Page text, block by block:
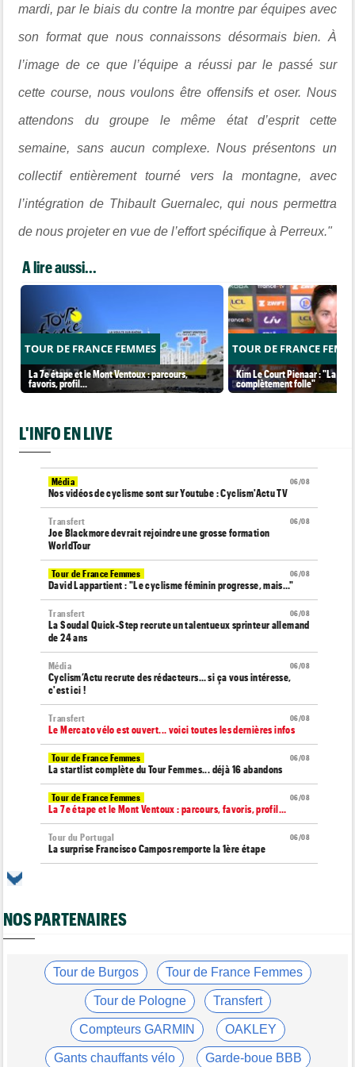
mardi, par le biais du contre la montre par équipes avec
son format que nous connaissons désormais bien. À
l’image de ce que l’équipe a réussi par le passé sur
cette course, nous voulons être offensifs et oser. Nous
attendons du groupe le même état d’esprit cette
semaine, sans aucun complexe. Nous présentons un
collectif entièrement tourné vers la montagne, avec
l’intégration de Thibault Guernalec, qui nous permettra
de nous projeter en vue de l’effort spécifique à Perreux."
A lire aussi...
TOUR DE FRANCE FEMMES
La 7e étape et le Mont Ventoux : parcours,
favoris, profil…
TOUR DE FRANCE
Kim Le Court Pienaar : "La
complètement folle"
L'INFO EN LIVE
06/08
Média
Nos vidéos de cyclisme sont sur Youtube : Cyclism'Actu TV
06/08
Transfert
Joe Blackmore devrait rejoindre une grosse formation
WorldTour
06/08
Tour de France Femmes
David Lappartient : "Le cyclisme féminin progresse, mais…"
06/08
Transfert
La Soudal Quick-Step recrute un talentueux sprinteur allemand
de 24 ans
06/08
Média
Cyclism’Actu recrute des rédacteurs… si ça vous intéresse,
c'est ici !
06/08
Transfert
Le Mercato vélo est ouvert... voici toutes les dernières infos
06/08
Tour de France Femmes
La startlist complète du Tour Femmes... déjà 16 abandons
06/08
Tour de France Femmes
La 7e étape et le Mont Ventoux : parcours, favoris, profil…
06/08
Tour du Portugal
La surprise Francisco Campos remporte la 1ère étape
Tour de France Femmes
06/08
Tour de France Femmes
Kim Le Court Pienaar : "La course a été complètement folle"
Isaac Del Toro prolonge avec UAE Team Emirates-XRG jusqu'en
06/08
Tour de Burgos
NOS PARTENAIRES
Tour de Burgos Tour de France Femmes
Tour de Pologne Transfert
Compteurs GARMIN OAKLEY
Gants chauffants vélo Garde-boue BBB